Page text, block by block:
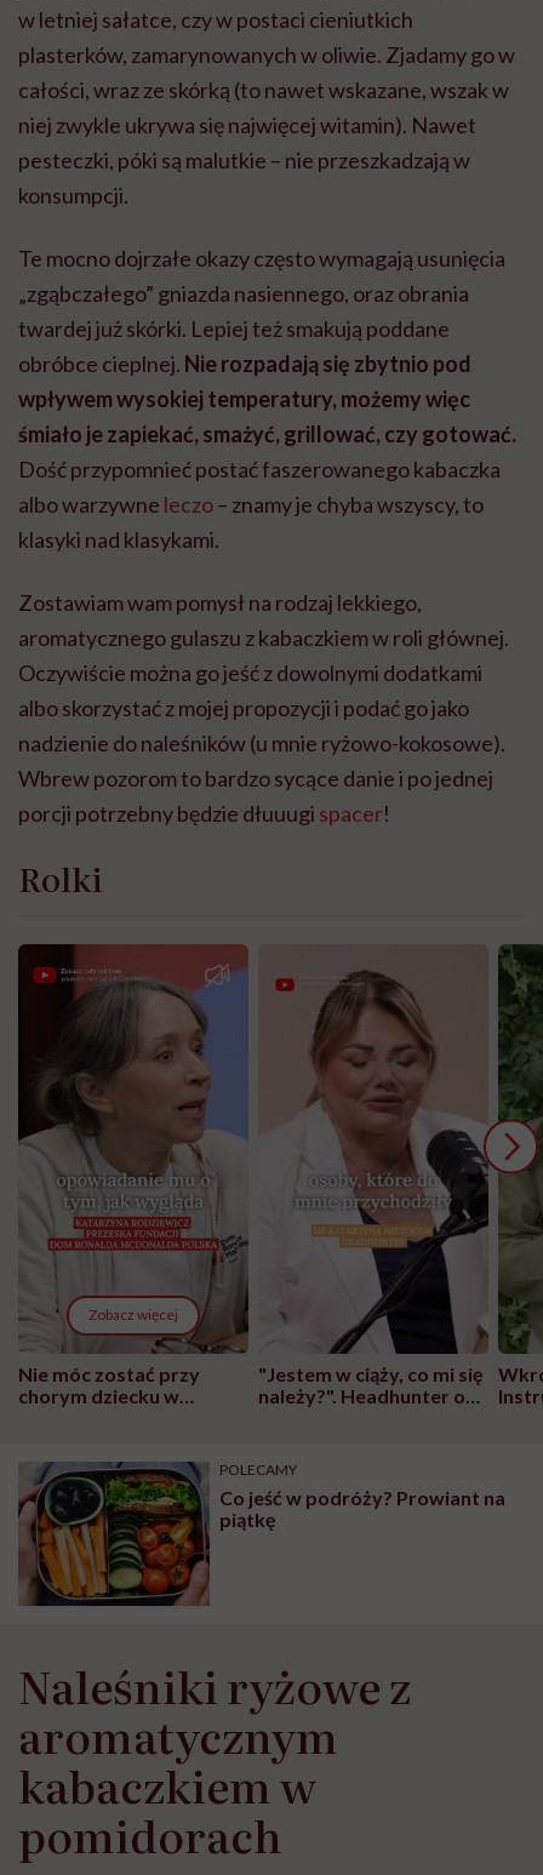
w letniej sałatce, czy w postaci cieniutkich
plasterków, zamarynowanych w oliwie. Zjadamy go w
całości, wraz ze skórką (to nawet wskazane, wszak w
niej zwykle ukrywa się najwięcej witamin). Nawet
pesteczki, póki są malutkie – nie przeszkadzają w
konsumpcji.
Te mocno dojrzałe okazy często wymagają usunięcia
„zgąbczałego” gniazda nasiennego, oraz obrania
twardej już skórki. Lepiej też smakują poddane
obróbce cieplnej. Nie rozpadają się zbytnio pod
wpływem wysokiej temperatury, możemy więc
śmiało je zapiekać, smażyć, grillować, czy gotować.
Dość przypomnieć postać faszerowanego kabaczka
albo warzywne leczo– znamy je chyba wszyscy, to
klasyki nad klasykami.
Zostawiam wam pomysł na rodzaj lekkiego,
aromatycznego gulaszu z kabaczkiem w roli głównej.
Oczywiście można go jeść z dowolnymi dodatkami
albo skorzystać z mojej propozycji i podać go jako
nadzienie do naleśników (u mnie ryżowo-kokosowe).
Wbrew pozorom to bardzo sycące danie i po jednej
porcji potrzebny będzie dłuuugi spacer!
Rolki
Zobacz więcej
Nie móc zostać przy
chorym dziecku w
może chyba tylko
głupota i brak
wyobraźni"
"Jestem w ciąży, co mi się
należy?". Headhunter o
pracy
POLECAMY
Co jeść w podróży? Prowiant na
piątkę
Naleśniki ryżowe z
aromatycznym
kabaczkiem w
pomidorach